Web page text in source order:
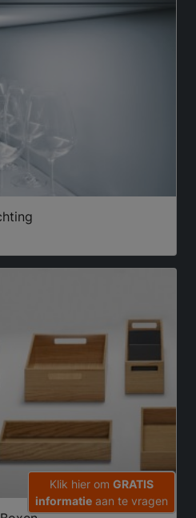
Klik hier om GRATIS
informatie aan te vragen